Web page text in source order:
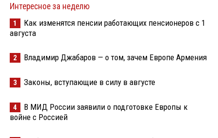
Интересное за неделю
1
Как изменятся пенсии работающих пенсионеров с 1
августа
2 Владимир Джабаров — о том, зачем Европе Армения
3 Законы, вступающие в силу в августе
4
В МИД России заявили о подготовке Европы к
войне с Россией